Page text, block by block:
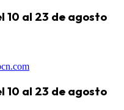
10 al 23 de agosto
10 al 23 de agosto